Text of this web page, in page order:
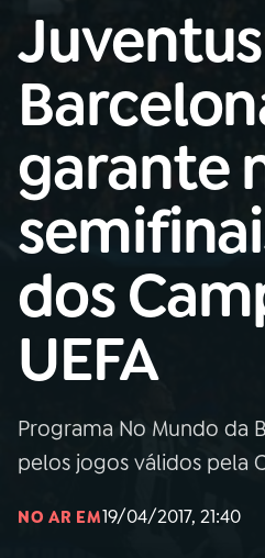
Buscar
Rádio
Nacional
01 INÍCIO
02 A RÁDIO
03 PROGRAMAÇÃO
04PROGRAMAS
06VIDEOCASTS
garante
dos
UEFA
Programa No Mundo da
pelos jogos válidos pela
NO AR EM19/04/2017, 21:40